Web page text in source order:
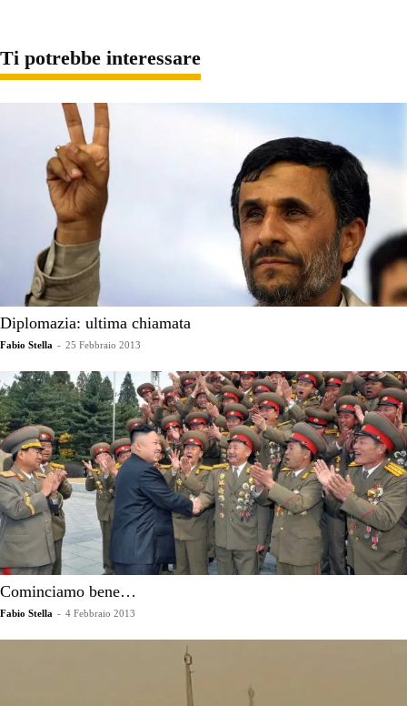
Ti potrebbe interessare
Diplomazia: ultima chiamata
Fabio Stella - 25 Febbraio 2013
Cominciamo bene…
Fabio Stella - 4 Febbraio 2013